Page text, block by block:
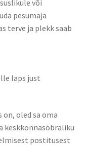
või
pesumaja
terve ja plekk saab
laps just
oled sa oma
keskkonnasõbraliku
postitusest